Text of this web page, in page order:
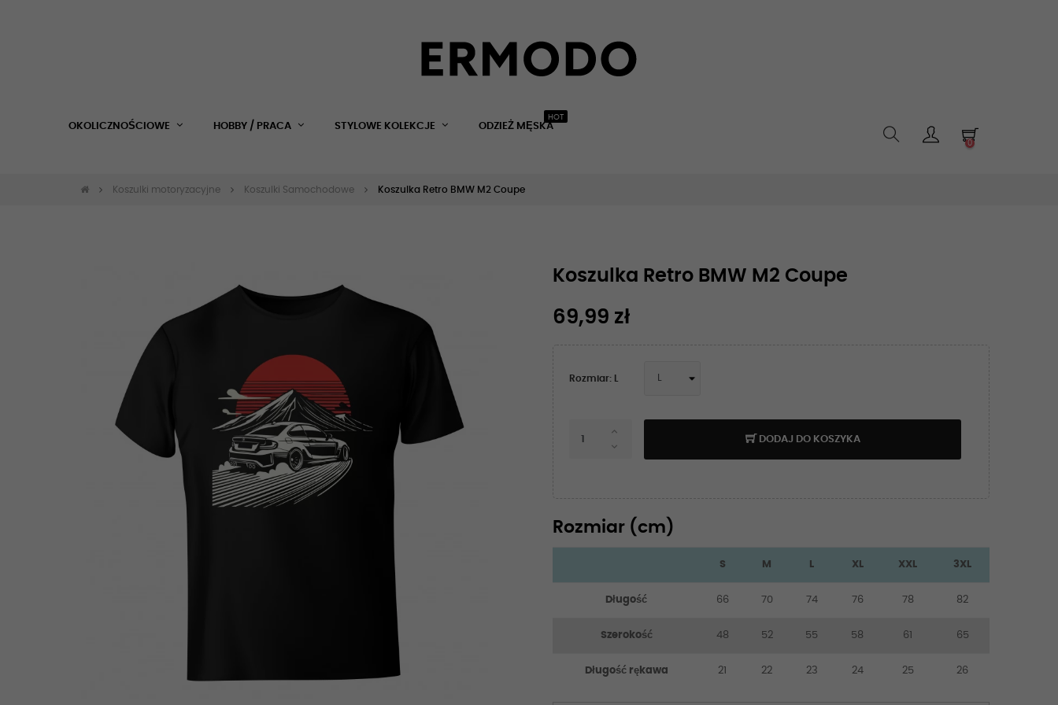
OKOLICZNOŚCIOWE HOBBY / PRACA STYLOWE KOLEKCJE ODZIEŻ MĘSKA
HOT
0
Koszulki motoryzacyjne Koszulki Samochodowe Koszulka Retro BMW M2 Coupe
Koszulka Retro BMW M2 Coupe
69,99 zł
Rozmiar: L
DODAJ DO KOSZYKA
Rozmiar (cm)
S M L XL XXL 3XL
Długość 66 70 74 76 78 82
Szerokość 48 52 55 58 61 65
Długość rękawa 21 22 23 24 25 26